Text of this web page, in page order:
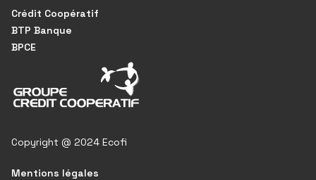
Crédit Coopératif
BTP Banque
BPCE
Copyright @ 2024 Ecofi
Mentions légales